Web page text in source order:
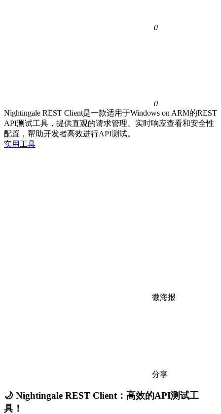
0
0
Nightingale REST Client是一款适用于Windows on ARM的REST
API测试工具，提供直观的请求管理、实时响应查看和安全性
配置，帮助开发者高效进行API测试。
实用工具
微海报
分享
🌙 Nightingale REST Client：高效的API测试工
具！